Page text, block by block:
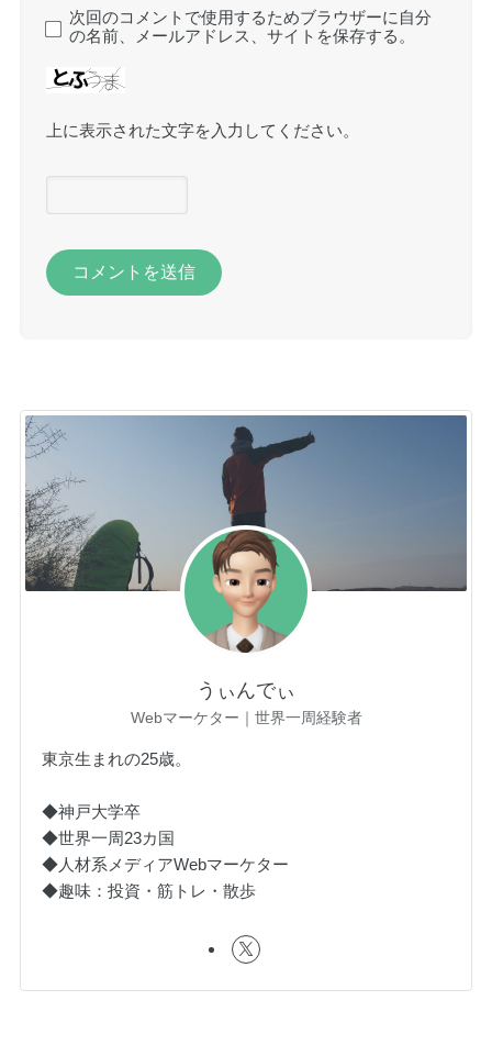
次回のコメントで使用するためブラウザーに自分
の名前、メールアドレス、サイトを保存する。
上に表示された文字を入力してください。
うぃんでぃ
Webマーケター｜世界一周経験者
東京生まれの25歳。
◆神戸大学卒
◆世界一周23カ国
◆人材系メディアWebマーケター
◆趣味：投資・筋トレ・散歩